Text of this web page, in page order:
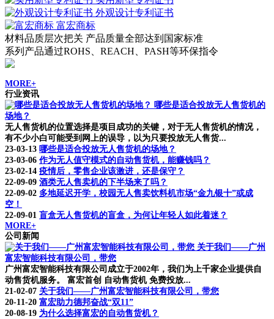
外观设计专利证书
富宏商标
材料品质层次把关 产品质量全部达到国家标准
系列产品通过ROHS、REACH、PASH等环保指令
MORE+
行业资讯
哪些是适合投放无人售货机的
场地？
无人售货机的位置选择是项目成功的关键，对于无人售货机的情况，
有不少小白可能受到网上的误导，以为只要投放无人售货...
23-03-13 哪些是适合投放无人售货机的场地？
23-03-06 作为无人值守模式的自动售货机，能赚钱吗？
23-02-14 疫情后，零售企业该激进，还是保守？
22-09-09 酒类无人售卖机的下半场来了吗？
22-09-02 多地延迟开学，校园无人售卖饮料机市场“金九银十”或成
空！
22-09-01 盲盒无人售货机的盲盒，为何让年轻人如此着迷？
MORE+
公司新闻
关于我们——广州
富宏智能科技有限公司，带您
广州富宏智能科技有限公司成立于2002年，我们为上千家企业提供自
动售货机服务。 富宏首创 自动售货机 免费投放...
21-02-07 关于我们——广州富宏智能科技有限公司，带您
20-11-20 富宏助力德邦奋战“双11”
20-08-19 为什么选择富宏的自动售货机？